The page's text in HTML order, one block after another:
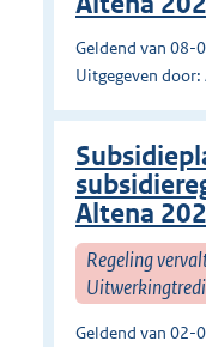
Geldend van 08-
Uitgegeven
Altena
Regeling
Geldend van